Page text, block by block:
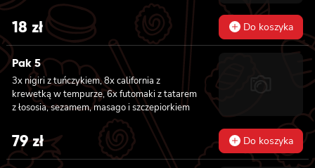
18 zł Do koszyka
Pak 5
3x nigiri z tuńczykiem, 8x california z
krewetką w tempurze, 6x futomaki z tatarem
z łososia, sezamem, masago i szczepiorkiem
79zł Do koszyka